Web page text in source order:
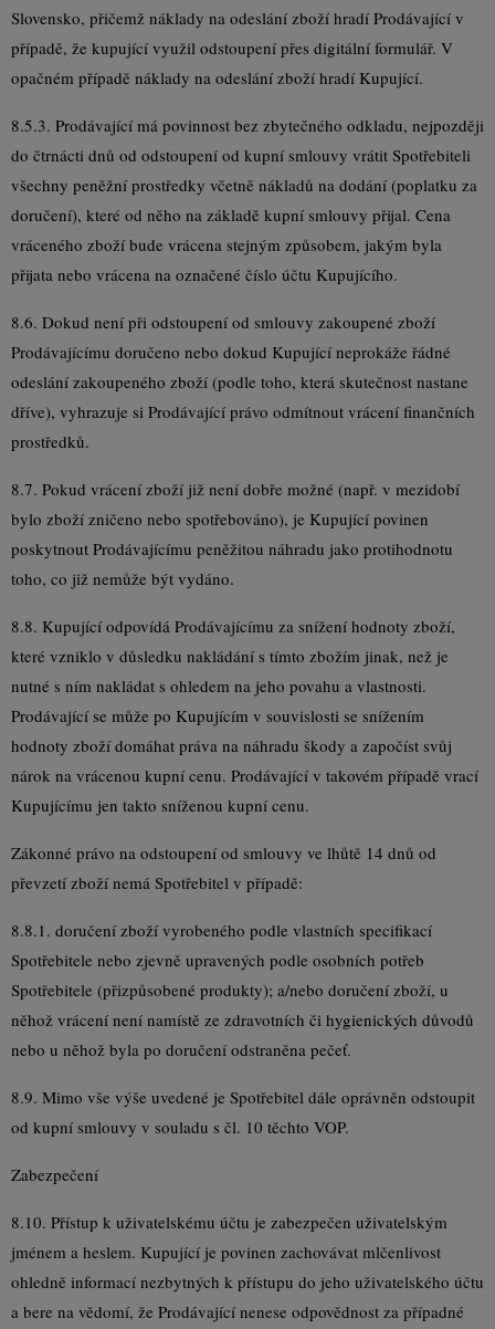
Slovensko, přičemž náklady na odeslání zboží hradí Prodávající v
případě, že kupující využil odstoupení přes digitální formulář. V
opačném případě náklady na odeslání zboží hradí Kupující.
8.5.3. Prodávající má povinnost bez zbytečného odkladu, nejpozději
do čtrnácti dnů od odstoupení od kupní smlouvy vrátit Spotřebiteli
všechny peněžní prostředky včetně nákladů na dodání (poplatku za
doručení), které od něho na základě kupní smlouvy přijal. Cena
vráceného zboží bude vrácena stejným způsobem, jakým byla
přijata nebo vrácena na označené číslo účtu Kupujícího.
8.6. Dokud není při odstoupení od smlouvy zakoupené zboží
Prodávajícímu doručeno nebo dokud Kupující neprokáže řádné
odeslání zakoupeného zboží (podle toho, která skutečnost nastane
dříve), vyhrazuje si Prodávající právo odmítnout vrácení finančních
prostředků.
8.7. Pokud vrácení zboží již není dobře možné (např. v mezidobí
bylo zboží zničeno nebo spotřebováno), je Kupující povinen
poskytnout Prodávajícímu peněžitou náhradu jako protihodnotu
toho, co již nemůže být vydáno.
8.8. Kupující odpovídá Prodávajícímu za snížení hodnoty zboží,
které vzniklo v důsledku nakládání s tímto zbožím jinak, než je
nutné s ním nakládat s ohledem na jeho povahu a vlastnosti.
Prodávající se může po Kupujícím v souvislosti se snížením
hodnoty zboží domáhat práva na náhradu škody a započíst svůj
nárok na vrácenou kupní cenu. Prodávající v takovém případě vrací
Kupujícímu jen takto sníženou kupní cenu.
Zákonné právo na odstoupení od smlouvy ve lhůtě 14 dnů od
převzetí zboží nemá Spotřebitel v případě:
8.8.1. doručení zboží vyrobeného podle vlastních specifikací
Spotřebitele nebo zjevně upravených podle osobních potřeb
Spotřebitele (přizpůsobené produkty); a/nebo doručení zboží, u
něhož vrácení není namístě ze zdravotních či hygienických důvodů
nebo u něhož byla po doručení odstraněna pečeť.
8.9. Mimo vše výše uvedené je Spotřebitel dále oprávněn odstoupit
od kupní smlouvy v souladu s čl. 10 těchto VOP.
Zabezpečení
8.10. Přístup k uživatelskému účtu je zabezpečen uživatelským
jménem a heslem. Kupující je povinen zachovávat mlčenlivost
ohledně informací nezbytných k přístupu do jeho uživatelského účtu
a bere na vědomí, že Prodávající nenese odpovědnost za případné